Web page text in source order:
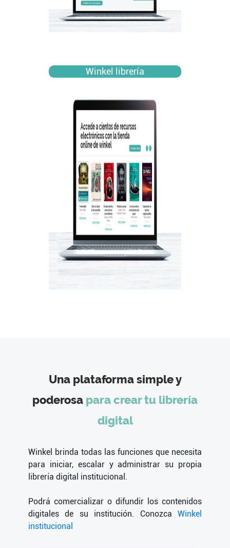
Winkel librería
Una plataforma simple y
poderosa para crear tu librería
digital
Winkel brinda todas las funciones que necesita
para iniciar, escalar y administrar su propia
librería digital institucional.
Podrá comercializar o difundir los contenidos
digitales de su institución. Conozca Winkel
institucional